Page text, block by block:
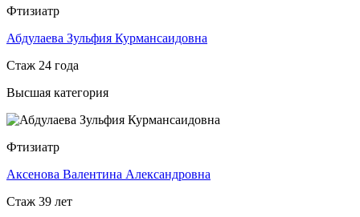
Фтизиатр
Абдулаева Зульфия Курмансаидовна
Стаж 24 года
Высшая категория
Фтизиатр
Аксенова Валентина Александровна
Стаж 39 лет